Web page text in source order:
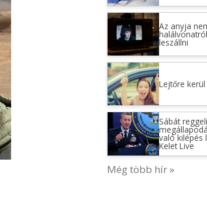
Az anyja
leszállni
Lejtőre
Sábát
való kilépés
Kelet Live
Még több hír »